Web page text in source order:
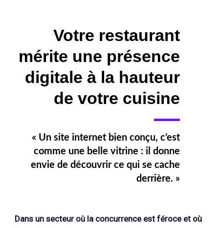
Votre restaurant
mérite une présence
digitale à la hauteur
de votre cuisine
« Un site internet bien conçu, c’est
comme une belle vitrine : il donne
envie de découvrir ce qui se cache
derrière. »
Dans un secteur où la concurrence est féroce et où